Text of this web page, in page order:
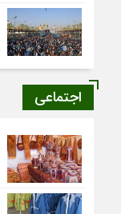
اجتماعی